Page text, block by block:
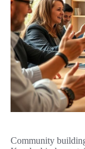
Community